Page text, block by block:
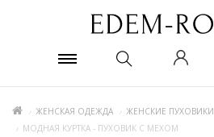
ЖЕНСКАЯ ОДЕЖДА
ЖЕНСКИЕ ПУХОВИКИ
МОДНАЯ КУРТКА - ПУХОВИК С МЕХОМ